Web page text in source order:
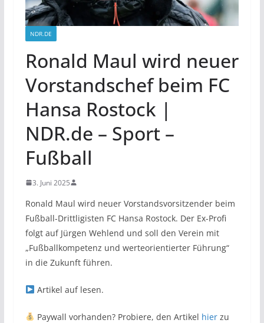
NDR.DE
Ronald Maul wird neuer
Vorstandschef beim FC
Hansa Rostock |
NDR.de – Sport –
Fußball
3. Juni 2025
Ronald Maul wird neuer Vorstandsvorsitzender beim
Fußball-Drittligisten FC Hansa Rostock. Der Ex-Profi
folgt auf Jürgen Wehlend und soll den Verein mit
„Fußballkompetenz und werteorientierter Führung“
in die Zukunft führen.
Artikel auf lesen.
Paywall vorhanden? Probiere, den Artikel hierzu